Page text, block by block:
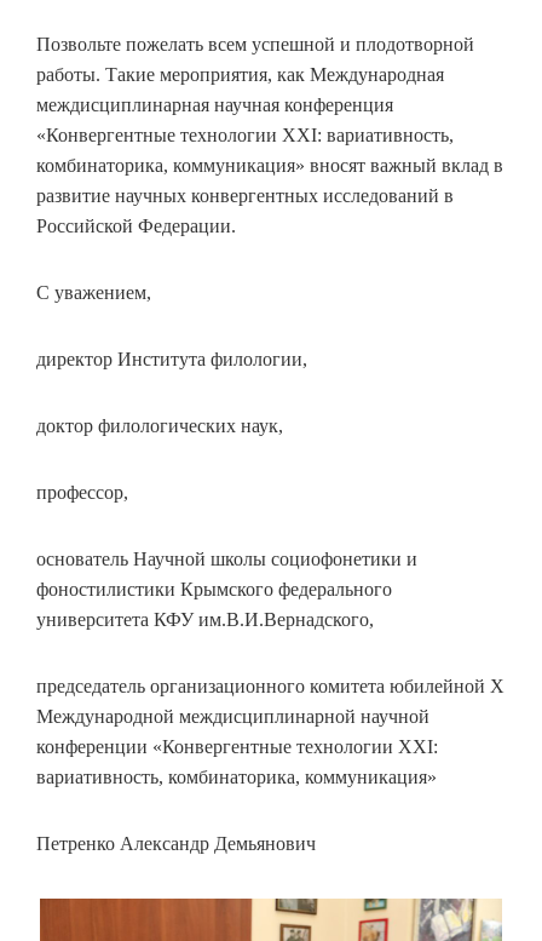
Позвольте пожелать всем успешной и плодотворной
работы. Такие мероприятия, как Международная
междисциплинарная научная конференция
«Конвергентные технологии ХХI: вариативность,
комбинаторика, коммуникация» вносят важный вклад в
развитие научных конвергентных исследований в
Российской Федерации.
С уважением,
директор Института филологии,
доктор филологических наук,
профессор,
основатель Научной школы социофонетики и
фоностилистики Крымского федерального
университета КФУ им.В.И.Вернадского,
председатель организационного комитета юбилейной Х
Международной междисциплинарной научной
конференции «Конвергентные технологии ХХI:
вариативность, комбинаторика, коммуникация»
Петренко Александр Демьянович